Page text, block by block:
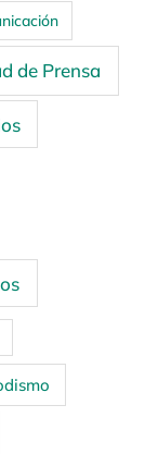
de Prensa